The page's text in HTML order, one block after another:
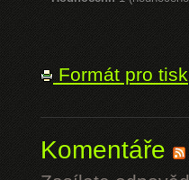
Formát pro tisk
Komentáře